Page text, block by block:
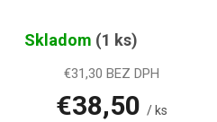
48x17x37 cm, na
náradie, PLU
29451
Skladom (1 ks)
€31,30 BEZ DPH
€38,50 / ks